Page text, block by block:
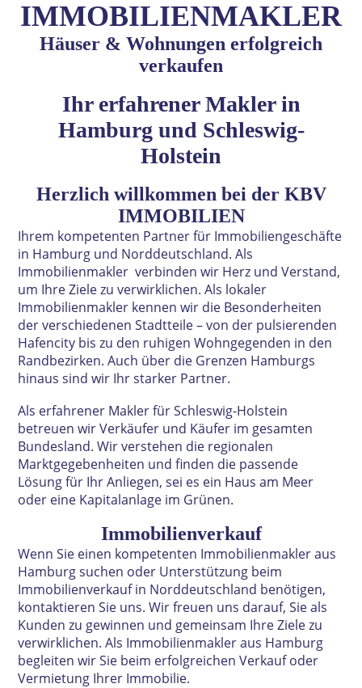
IMMOBILIENMAKLER
Häuser & Wohnungen erfolgreich
verkaufen
Ihr erfahrener Makler in
Hamburg und Schleswig-
Holstein
Herzlich willkommen bei der KBV
IMMOBILIEN
Ihrem kompetenten Partner für Immobiliengeschäfte
in Hamburg und Norddeutschland. Als
Immobilienmakler verbinden wir Herz und Verstand,
um Ihre Ziele zu verwirklichen. Als lokaler
Immobilienmakler kennen wir die Besonderheiten
der verschiedenen Stadtteile – von der pulsierenden
Hafencity bis zu den ruhigen Wohngegenden in den
Randbezirken. Auch über die Grenzen Hamburgs
hinaus sind wir Ihr starker Partner.
Als erfahrener Makler für Schleswig-Holstein
betreuen wir Verkäufer und Käufer im gesamten
Bundesland. Wir verstehen die regionalen
Marktgegebenheiten und finden die passende
Lösung für Ihr Anliegen, sei es ein Haus am Meer
oder eine Kapitalanlage im Grünen.
Immobilienverkauf
Wenn Sie einen kompetenten Immobilienmakler aus
Hamburg suchen oder Unterstützung beim
Immobilienverkauf in Norddeutschland benötigen,
kontaktieren Sie uns. Wir freuen uns darauf, Sie als
Kunden zu gewinnen und gemeinsam Ihre Ziele zu
verwirklichen. Als Immobilienmakler aus Hamburg
begleiten wir Sie beim erfolgreichen Verkauf oder
Vermietung Ihrer Immobilie.